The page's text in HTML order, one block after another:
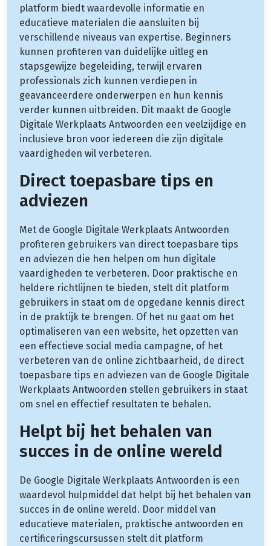
platform biedt waardevolle informatie en
educatieve materialen die aansluiten bij
verschillende niveaus van expertise. Beginners
kunnen profiteren van duidelijke uitleg en
stapsgewijze begeleiding, terwijl ervaren
professionals zich kunnen verdiepen in
geavanceerdere onderwerpen en hun kennis
verder kunnen uitbreiden. Dit maakt de Google
Digitale Werkplaats Antwoorden een veelzijdige en
inclusieve bron voor iedereen die zijn digitale
vaardigheden wil verbeteren.
Direct toepasbare tips en
adviezen
Met de Google Digitale Werkplaats Antwoorden
profiteren gebruikers van direct toepasbare tips
en adviezen die hen helpen om hun digitale
vaardigheden te verbeteren. Door praktische en
heldere richtlijnen te bieden, stelt dit platform
gebruikers in staat om de opgedane kennis direct
in de praktijk te brengen. Of het nu gaat om het
optimaliseren van een website, het opzetten van
een effectieve social media campagne, of het
verbeteren van de online zichtbaarheid, de direct
toepasbare tips en adviezen van de Google Digitale
Werkplaats Antwoorden stellen gebruikers in staat
om snel en effectief resultaten te behalen.
Helpt bij het behalen van
succes in de online wereld
De Google Digitale Werkplaats Antwoorden is een
waardevol hulpmiddel dat helpt bij het behalen van
succes in de online wereld. Door middel van
educatieve materialen, praktische antwoorden en
certificeringscursussen stelt dit platform